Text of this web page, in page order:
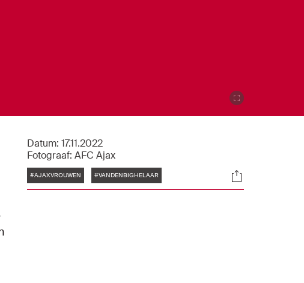
Datum: 17.11.2022
Fotograaf: AFC Ajax
Tags
#AJAXVROUWEN #VANDENBIGHELAAR Socials